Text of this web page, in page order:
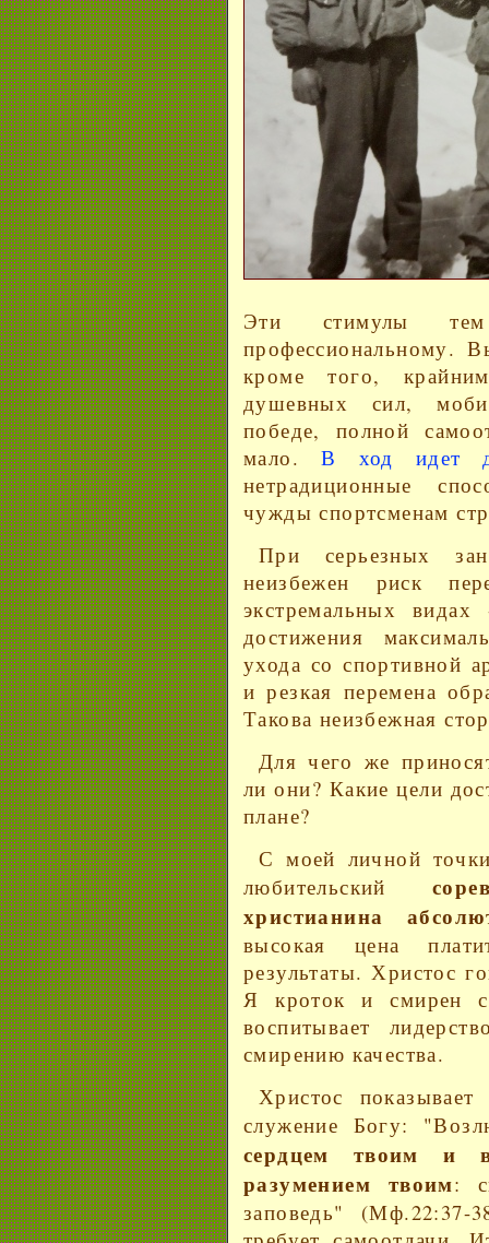
Эти стимулы
профессиональному.
кроме того,
душевных сил,
победе, полной
мало.В ход идет
нетрадиционные
чужды спортсменам
При серьезных
неизбежен риск
экстремальных
достижения
ухода со спортивной
и резкая перемена
Такова неизбежная
Для чего же
ли они? Какие цели
плане?
С моей личной
любительский
христианина
высокая цена
результаты. Христос
Я кроток и смирен
воспитывает
смирению качества.
Христос
служение Богу:
сердцем твоим и
разумением твоим:
заповедь" (Мф.22:37-